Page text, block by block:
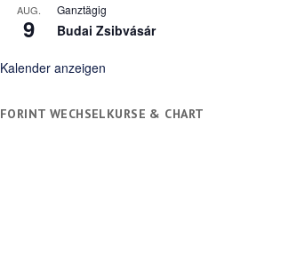
AUG.
9
Ganztägig
Budai Zsibvásár
Kalender anzeigen
FORINT WECHSELKURSE & CHART